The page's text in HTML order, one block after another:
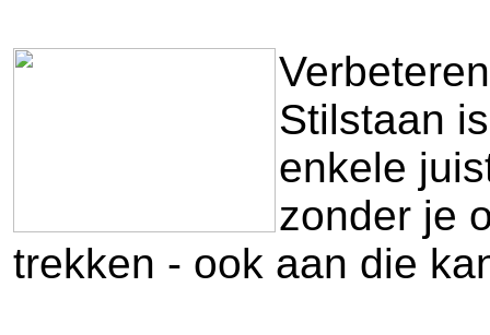
Stilstaan
enkele
zonder je
trekken - ook aan die